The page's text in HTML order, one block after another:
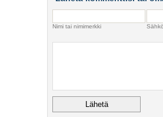
Nimi tai nimimerkki